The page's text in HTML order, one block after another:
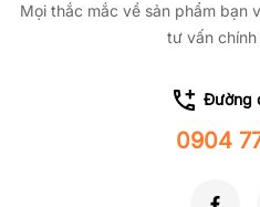
Mọi thắc mắc về sản phẩm bạn
tư vấn
Đường
0904